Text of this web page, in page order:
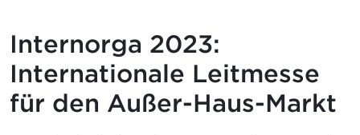
Internorga 2023:
Internationale Leitmesse
für den Außer-Haus-Markt